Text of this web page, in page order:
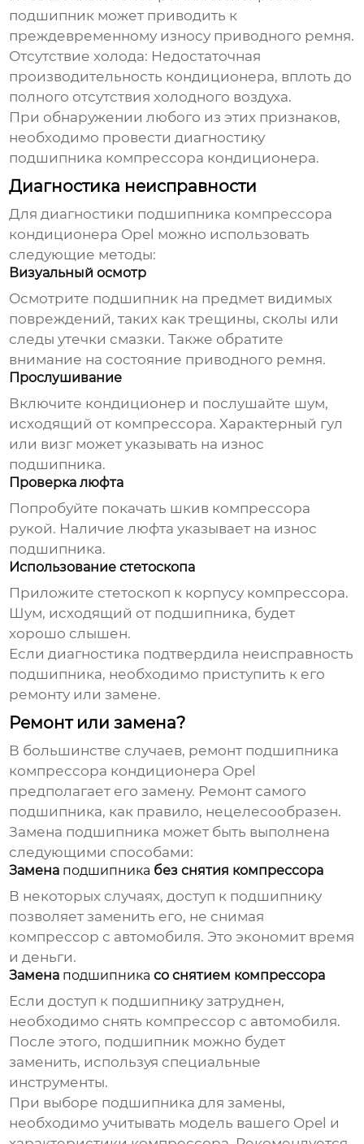
подшипник может приводить к
преждевременному износу приводного ремня.
Отсутствие холода: Недостаточная
производительность кондиционера, вплоть до
полного отсутствия холодного воздуха.
При обнаружении любого из этих признаков,
необходимо провести диагностику
подшипника компрессора кондиционера.
Диагностика неисправности
Для диагностики подшипника компрессора
кондиционера Opel можно использовать
следующие методы:
Визуальный осмотр
Осмотрите подшипник на предмет видимых
повреждений, таких как трещины, сколы или
следы утечки смазки. Также обратите
внимание на состояние приводного ремня.
Прослушивание
Включите кондиционер и послушайте шум,
исходящий от компрессора. Характерный гул
или визг может указывать на износ
подшипника.
Проверка люфта
Попробуйте покачать шкив компрессора
рукой. Наличие люфта указывает на износ
подшипника.
Использование стетоскопа
Приложите стетоскоп к корпусу компрессора.
Шум, исходящий от подшипника, будет
хорошо слышен.
Если диагностика подтвердила неисправность
подшипника, необходимо приступить к его
ремонту или замене.
Ремонт или замена?
В большинстве случаев, ремонт подшипника
компрессора кондиционера Opel
предполагает его замену. Ремонт самого
подшипника, как правило, нецелесообразен.
Замена подшипника может быть выполнена
следующими способами:
Замена подшипника без снятия компрессора
В некоторых случаях, доступ к подшипнику
позволяет заменить его, не снимая
компрессор с автомобиля. Это экономит время
и деньги.
Замена подшипника со снятием компрессора
Если доступ к подшипнику затруднен,
необходимо снять компрессор с автомобиля.
После этого, подшипник можно будет
заменить, используя специальные
инструменты.
При выборе подшипника для замены,
необходимо учитывать модель вашего Opel и